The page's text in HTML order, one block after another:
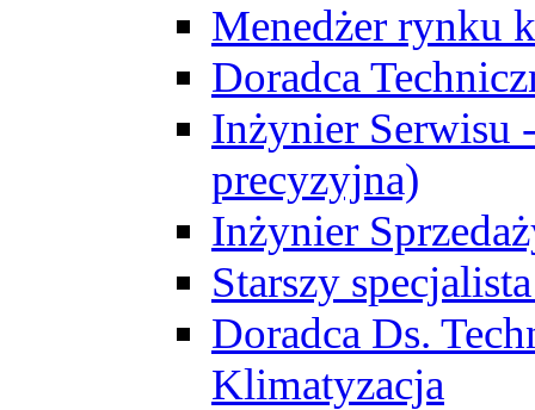
Menedżer rynku
Doradca
Inżynier Serwisu
precyzyjna)
Inżynier
Starszy
Doradca Ds.
Klimatyzacja